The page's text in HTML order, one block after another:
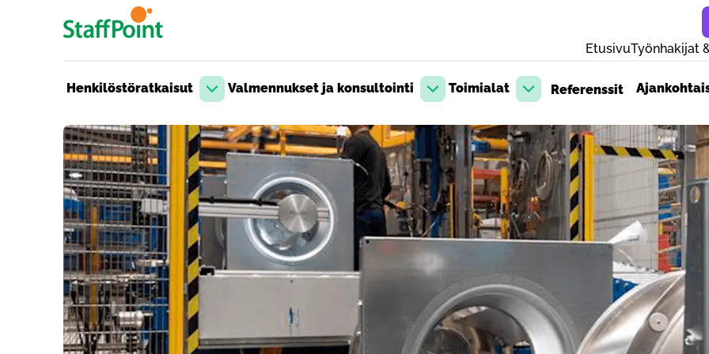
Hyppää pääsisältöön
EtusivuTyönhakijat
Henkilöstöratkaisut
Avaa pudotusvalikko
Valmennukset ja konsultointi
Avaa pudotusvalikko
Toimialat
Avaa pudotusvalikko
Referenssit